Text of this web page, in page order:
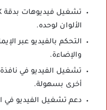
الألوان لوحده.
التحكم بالفيديو عبر
والإضاءة.
تشغيل الفيديو في
أخرى بسهولة.
دعم تشغيل الفيديو في